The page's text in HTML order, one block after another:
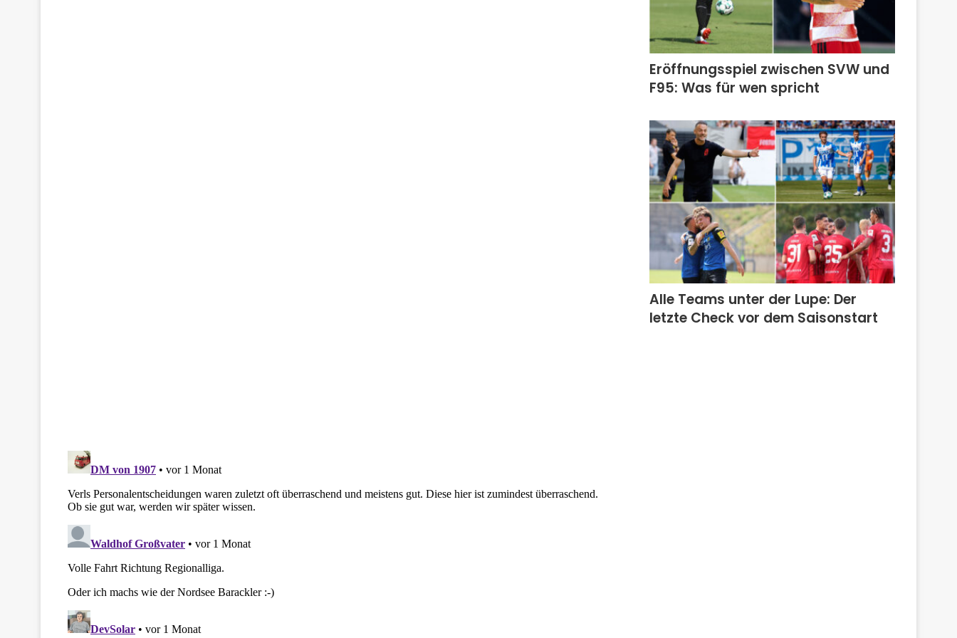
Eröffnungsspiel zwischen SVW und
F95: Was für wen spricht
Alle Teams unter der Lupe: Der
letzte Check vor dem Saisonstart